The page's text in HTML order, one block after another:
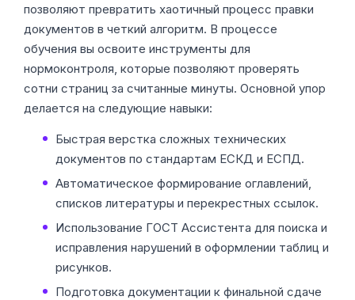
позволяют превратить хаотичный процесс правки
документов в четкий алгоритм. В процессе
обучения вы освоите инструменты для
нормоконтроля, которые позволяют проверять
сотни страниц за считанные минуты. Основной упор
делается на следующие навыки:
Быстрая верстка сложных технических
документов по стандартам ЕСКД и ЕСПД.
Автоматическое формирование оглавлений,
списков литературы и перекрестных ссылок.
Использование ГОСТ Ассистента для поиска и
исправления нарушений в оформлении таблиц и
рисунков.
Подготовка документации к финальной сдаче